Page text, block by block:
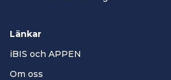
Länkar
iBIS och APPEN
Om oss